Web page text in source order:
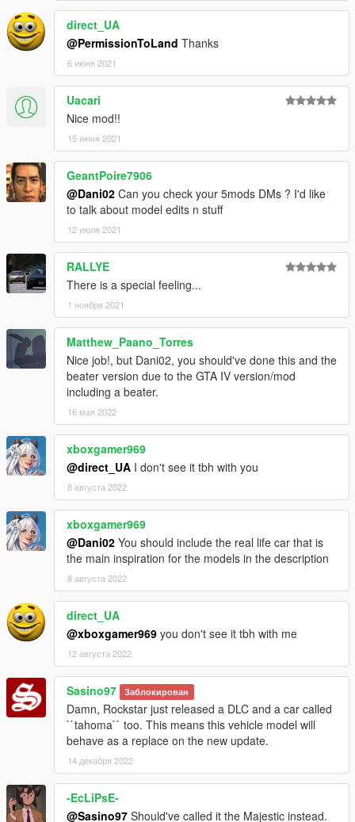
direct_UA
@PermissionToLand Thanks
6 июня 2021
Uacari
Nice mod!!
15 июня 2021
GeantPoire7906
@Dani02 Can you check your 5mods DMs ? I'd like
to talk about model edits n stuff
12 июля 2021
RALLYE
There is a special feeling...
1 ноября 2021
Matthew_Paano_Torres
Nice job!, but Dani02, you should've done this and the
beater version due to the GTA IV version/mod
including a beater.
16 мая 2022
xboxgamer969
@direct_UA I don't see it tbh with you
8 августа 2022
xboxgamer969
@Dani02 You should include the real life car that is
the main inspiration for the models in the description
8 августа 2022
direct_UA
@xboxgamer969 you don't see it tbh with me
12 августа 2022
Sasino97 Заблокирован
Damn, Rockstar just released a DLC and a car called
``tahoma`` too. This means this vehicle model will
behave as a replace on the new update.
14 декабря 2022
-EcLiPsE-
@Sasino97 Should've called it the Majestic instead.